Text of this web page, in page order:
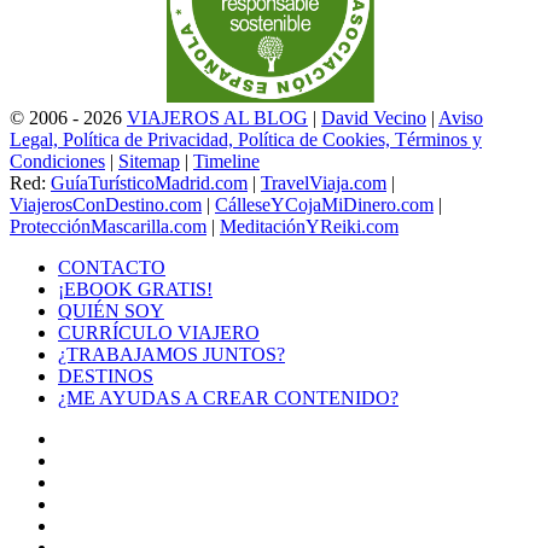
© 2006 - 2026 VIAJEROS AL BLOG | David Vecino | Aviso
Legal, Política de Privacidad, Política de Cookies, Términos y
Condiciones | Sitemap | Timeline
Red: GuíaTurísticoMadrid.com | TravelViaja.com |
ViajerosConDestino.com | CálleseYCojaMiDinero.com |
ProtecciónMascarilla.com | MeditaciónYReiki.com
CONTACTO
¡EBOOK GRATIS!
QUIÉN SOY
CURRÍCULO VIAJERO
¿TRABAJAMOS JUNTOS?
DESTINOS
¿ME AYUDAS A CREAR CONTENIDO?